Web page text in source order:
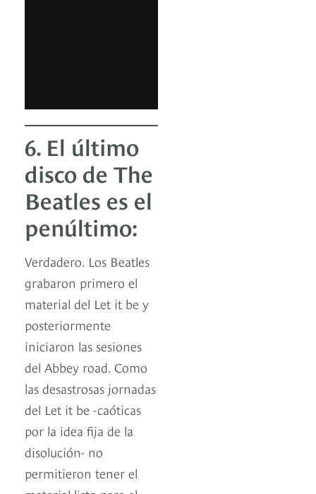
6. El último
disco de The
Beatles es el
penúltimo:
Verdadero. Los Beatles
grabaron primero el
material del Let it be y
posteriormente
iniciaron las sesiones
del Abbey road. Como
las desastrosas jornadas
del Let it be -caóticas
por la idea fija de la
disolución- no
permitieron tener el